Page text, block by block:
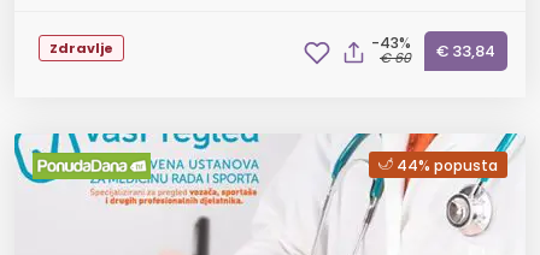
Zdravlje -43%
€ 60 € 33,84
44% popusta